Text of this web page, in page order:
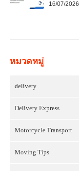
16/07/2026
หมวดหมู่
delivery
Delivery Express
Motorcycle Transport
Moving Tips